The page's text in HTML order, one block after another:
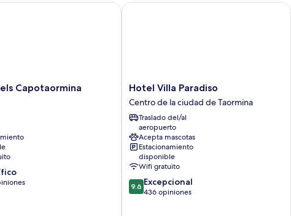
Capotaormina
Capotaormina
Hotel
Villa
Paradiso
Centro
la
ciudad
de
Taormina
Hotel Villa Paradiso
Centro de la ciudad de Taormina
Traslado del/al
aeropuerto
Acepta mascotas
Estacionamiento
disponible
Wifi gratuito
9.6
de
9.6 Excepcional
436 opiniones
Hotel Villa Paradiso